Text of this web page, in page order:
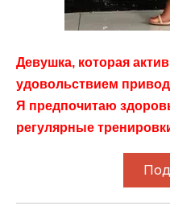
Девушка, которая
удовольствием
Я предпочитаю
регулярные